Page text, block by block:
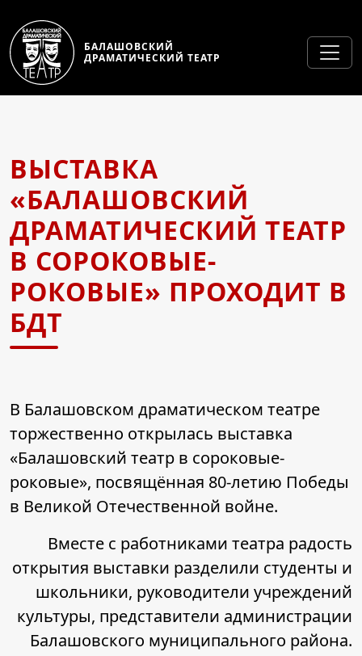
БАЛАШОВСКИЙ
ДРАМАТИЧЕСКИЙ ТЕАТР
ВЫСТАВКА
«БАЛАШОВСКИЙ
ДРАМАТИЧЕСКИЙ ТЕАТР
В СОРОКОВЫЕ-
РОКОВЫЕ» ПРОХОДИТ В
БДТ
В Балашовском драматическом театре
торжественно открылась выставка
«Балашовский театр в сороковые-
роковые», посвящённая 80-летию Победы
в Великой Отечественной войне.
Вместе с работниками театра радость
открытия выставки разделили студенты и
школьники, руководители учреждений
культуры, представители администрации
Балашовского муниципального района.